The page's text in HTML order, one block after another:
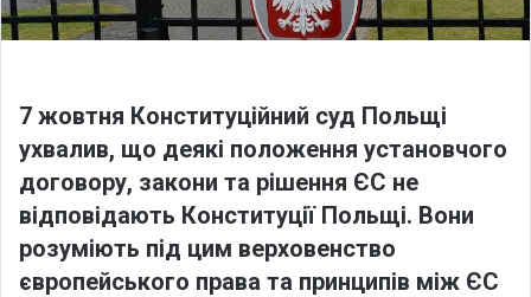
7 жовтня Конституційний суд Польщі
ухвалив, що деякі положення установчого
договору, закони та рішення ЄС не
відповідають Конституції Польщі. Вони
розуміють під цим верховенство
європейського права та принципів між ЄС